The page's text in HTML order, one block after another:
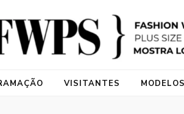
Plus
VISITANTES MODELOS